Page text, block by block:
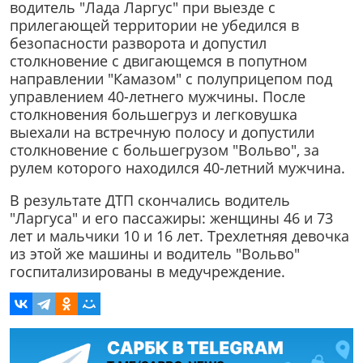
водитель "Лада Ларгус" при выезде с
прилегающей территории не убедился в
безопасности разворота и допустил
столкновение с двигающемся в попутном
направлении "Камазом" с полуприцепом под
управлением 40-летнего мужчины. После
столкновения большегруз и легковушка
выехали на встречную полосу и допустили
столкновение с большегрузом "Вольво", за
рулем которого находился 40-летний мужчина.
В результате ДТП скончались водитель
"Ларгуса" и его пассажиры: женщины 46 и 73
лет и мальчики 10 и 16 лет. Трехлетняя девочка
из этой же машины и водитель "Вольво"
госпитализированы в медучреждение.